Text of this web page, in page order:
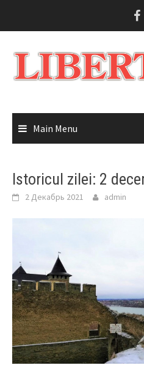
Main Menu
Istoricul zilei: 2
2 Декабрь 2021 admin